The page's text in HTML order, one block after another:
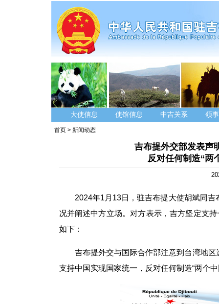
大使信息 使馆信息 中吉关系 领
首页 > 新闻动态
吉布提外交部发表声
反对任何制造“两
2024年1月13日，驻吉布提大使胡斌同
况并阐述中方立场。对方表示，吉方坚定支
如下：
吉布提外交与国际合作部注意到台湾地
支持中国实现国家统一，反对任何制造“两个中